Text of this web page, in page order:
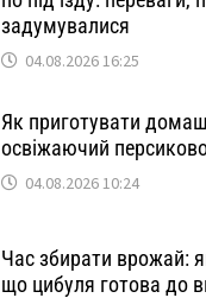
задумувалися
04.08.2026 16:25
Як приготувати
освіжаючий
04.08.2026 10:24
Час збирати врожай:
що цибуля готова до